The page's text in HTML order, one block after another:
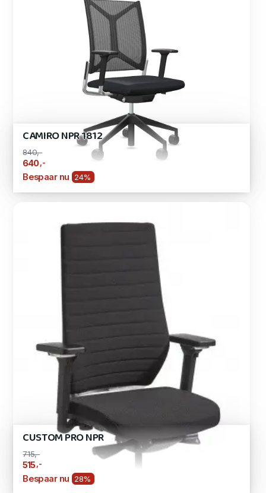
CAMIRO NPR 1812
840,-
640 ,-
Bespaar nu 24%
CUSTOM PRO NPR
715,-
515,-
Bespaar nu 28%